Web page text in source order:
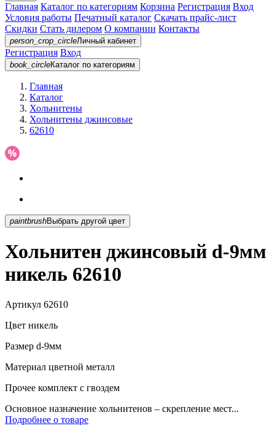
Главная Каталог по категориям Корзина Регистрация Вход
Условия работы Печатный каталог Скачать прайс-лист
Скидки Стать дилером О компании Контакты
person_crop_circleЛичный кабинет
Регистрация Вход
book_circleКаталог по категориям
Главная
Каталог
Хольнитены
Хольнитены джинсовые
62610
paintbrush Выбрать другой цвет
Хольнитен джинсовый d-9мм
никель 62610
Артикул 62610
Цвет никель
Размер d-9мм
Материал цветной металл
Прочее комплект с гвоздем
Основное назначение хольнитенов – скрепление мест...
Подробнее о товаре